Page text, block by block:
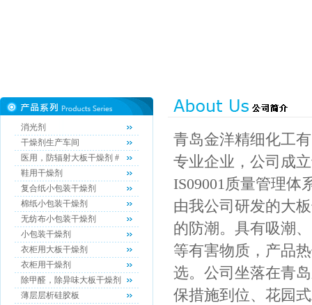
消光剂
干燥剂生产车间
医用，防辐射大板干燥剂 #
鞋用干燥剂
复合纸小包装干燥剂
棉纸小包装干燥剂
无纺布小包装干燥剂
小包装干燥剂
衣柜用大板干燥剂
衣柜用干燥剂
除甲醛，除异味大板干燥剂
薄层层析硅胶板
青岛金洋精细化工
专业企业，公司成
IS09001质量管理体
由我公司研发的大
的防潮。具有吸潮
等有害物质，产品
选。公司坐落在青
保措施到位、花园